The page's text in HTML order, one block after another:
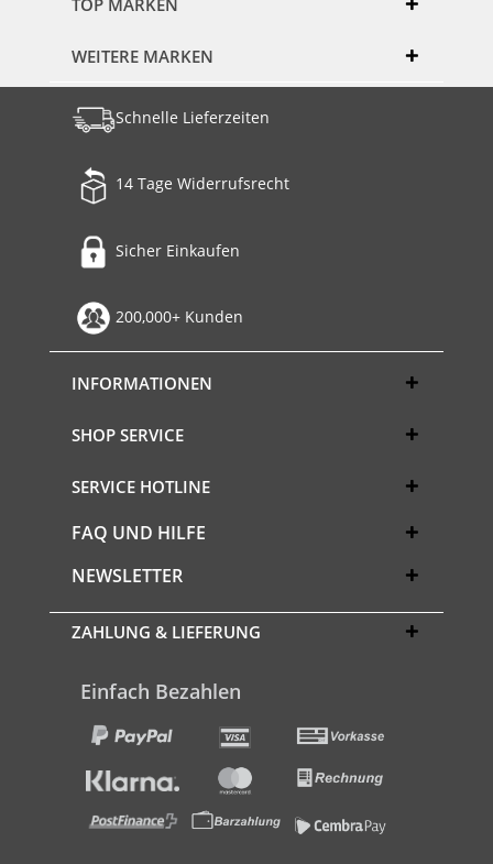
WEITERE MARKEN
Schnelle Lieferzeiten
14 Tage Widerrufsrecht
Sicher Einkaufen
200,000+ Kunden
INFORMATIONEN
SHOP SERVICE
SERVICE HOTLINE
FAQ UND HILFE
NEWSLETTER
ZAHLUNG & LIEFERUNG
Einfach Bezahlen